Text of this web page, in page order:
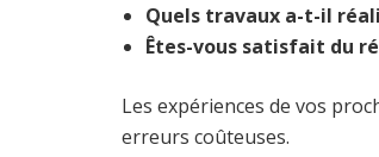
Quels travaux a-t-il
Êtes-vous satisfait du
Les expériences de vos
erreurs coûteuses.